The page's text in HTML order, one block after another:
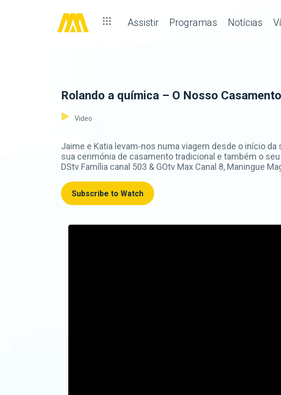
Assistir Programas Notícias
Rolando a química – O Nosso
Video
Jaime e Katia levam-nos numa viagem desde o início
sua cerimónia de casamento tradicional e também o
DStv Família canal 503 & GOtv Max Canal 8, Maningue
Subscribe to Watch